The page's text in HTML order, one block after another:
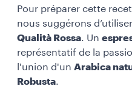
Pour préparer cette
nous suggérons
Qualità Rossa. Un
représentatif de la
l'union d'un Arabica
Robusta.